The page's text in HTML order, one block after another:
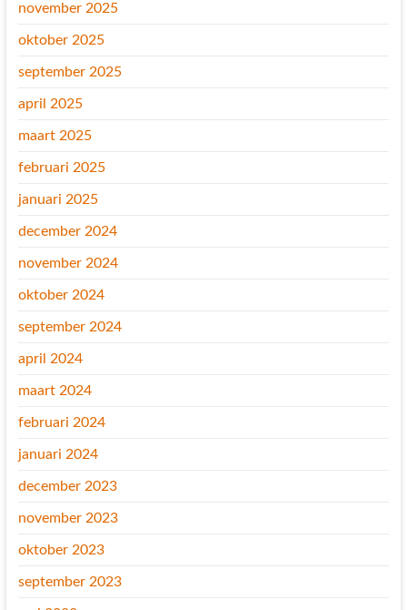
november 2025
oktober 2025
september 2025
april 2025
maart 2025
februari 2025
januari 2025
december 2024
november 2024
oktober 2024
september 2024
april 2024
maart 2024
februari 2024
januari 2024
december 2023
november 2023
oktober 2023
september 2023